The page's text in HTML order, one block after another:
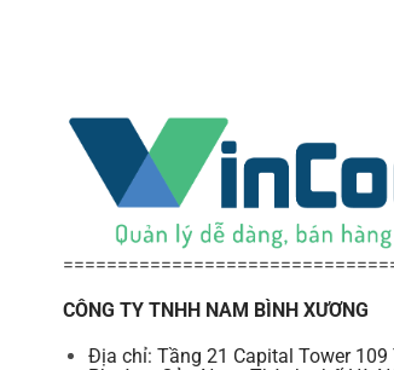
CÔNG TY TNHH NAM BÌNH XƯƠNG
Địa chỉ: Tầng 21 Capital Tower